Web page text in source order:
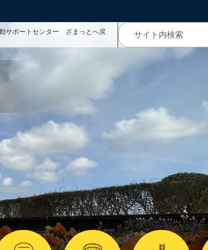
サポートセンター ざまっとへ戻